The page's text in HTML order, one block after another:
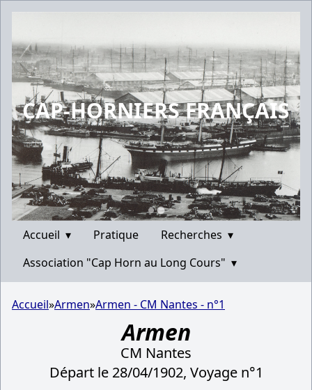
CAP-HORNIERS FRANÇAIS
Accueil ▾ Pratique Recherches ▾
Association "Cap Horn au Long Cours" ▾
Accueil»Armen»Armen - CM Nantes - n°1
Armen
CM Nantes
Départ le 28/04/1902, Voyage n°1